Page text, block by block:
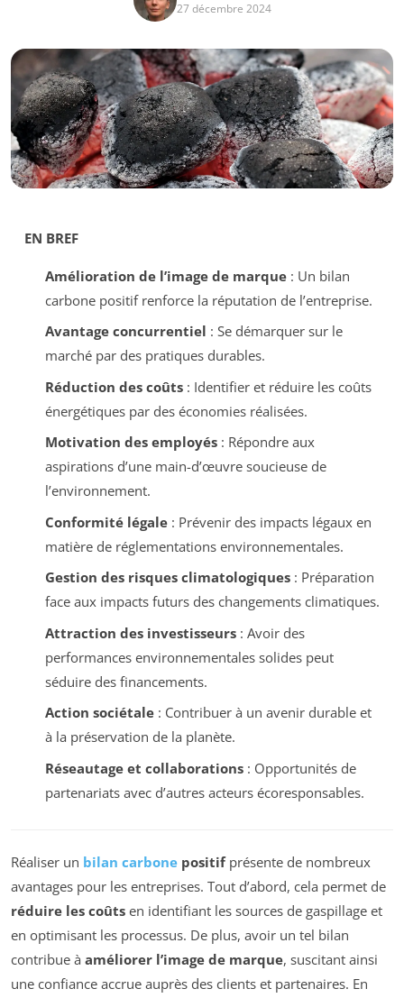
27 décembre 2024
EN BREF
Amélioration de l’image de marque: Un bilan
carbone positif renforce la réputation de l’entreprise.
Avantage concurrentiel : Se démarquer sur le
marché par des pratiques durables.
Réduction des coûts: Identifier et réduire les coûts
énergétiques par des économies réalisées.
Motivation des employés: Répondre aux
aspirations d’une main-d’œuvre soucieuse de
l’environnement.
Conformité légale: Prévenir des impacts légaux en
matière de réglementations environnementales.
Gestion des risques climatologiques: Préparation
face aux impacts futurs des changements climatiques.
Attraction des investisseurs: Avoir des
performances environnementales solides peut
séduire des financements.
Action sociétale: Contribuer à un avenir durable et
à la préservation de la planète.
Réseautage et collaborations: Opportunités de
partenariats avec d’autres acteurs écoresponsables.
Réaliser un bilan carbone positifprésente de nombreux
avantages pour les entreprises. Tout d’abord, cela permet de
réduire les coûts en identifiant les sources de gaspillage et
en optimisant les processus. De plus, avoir un tel bilan
contribue à améliorer l’image de marque, suscitant ainsi
une confiance accrue auprès des clients et partenaires. En